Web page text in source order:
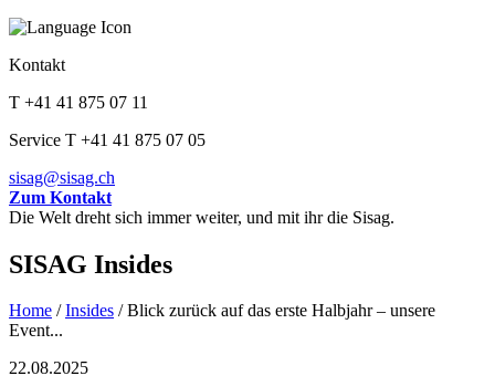
Kontakt
T +41 41 875 07 11
Service T +41 41 875 07 05
sisag@sisag.ch
Zum Kontakt
Die Welt dreht sich immer weiter, und mit ihr die Sisag.
SISAG Insides
Home /Insides /Blick zurück auf das erste Halbjahr – unsere
Event...
22.08.2025